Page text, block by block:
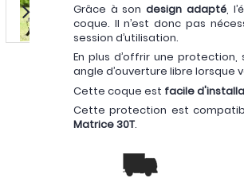
Grâce à sondesign adapté,
coque. Il n’est donc pas
session d’utilisation.
En plus d’offrir une protection,
angle d’ouverture libre lorsque
Cette coque est facile
Cette protection est
Matrice 30T.